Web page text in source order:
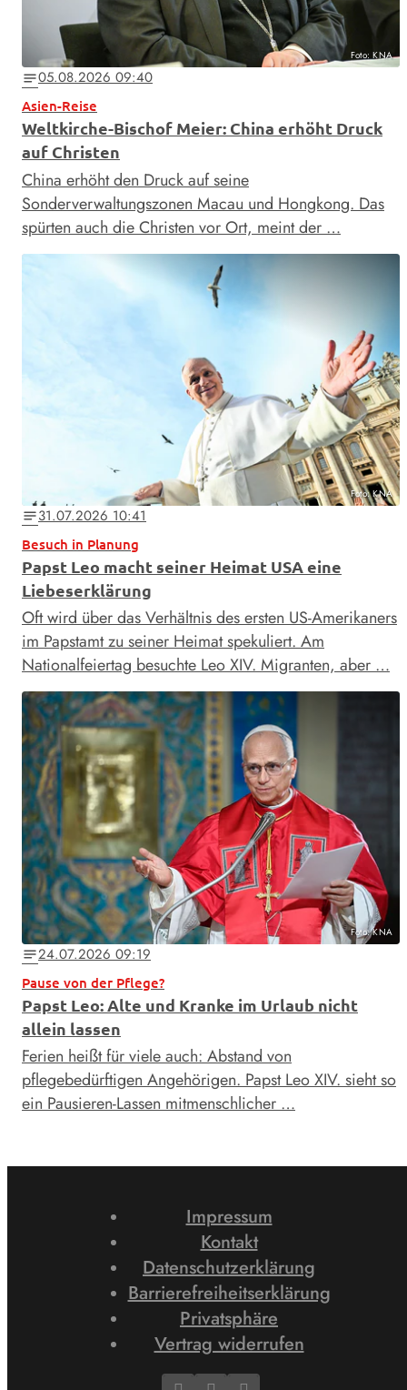
Foto: KNA
notes05.08.2026 09:40
Asien-Reise
Weltkirche-Bischof Meier: China erhöht Druck
auf Christen
China erhöht den Druck auf seine
Sonderverwaltungszonen Macau und Hongkong. Das
spürten auch die Christen vor Ort, meint der …
Foto: KNA
notes31.07.2026 10:41
Besuch in Planung
Papst Leo macht seiner Heimat USA eine
Liebeserklärung
Oft wird über das Verhältnis des ersten US-Amerikaners
im Papstamt zu seiner Heimat spekuliert. Am
Nationalfeiertag besuchte Leo XIV. Migranten, aber …
Foto: KNA
notes24.07.2026 09:19
Pause von der Pflege?
Papst Leo: Alte und Kranke im Urlaub nicht
allein lassen
Ferien heißt für viele auch: Abstand von
pflegebedürftigen Angehörigen. Papst Leo XIV. sieht so
ein Pausieren-Lassen mitmenschlicher …
Impressum
Kontakt
Datenschutzerklärung
Barrierefreiheitserklärung
Privatsphäre
Vertrag widerrufen